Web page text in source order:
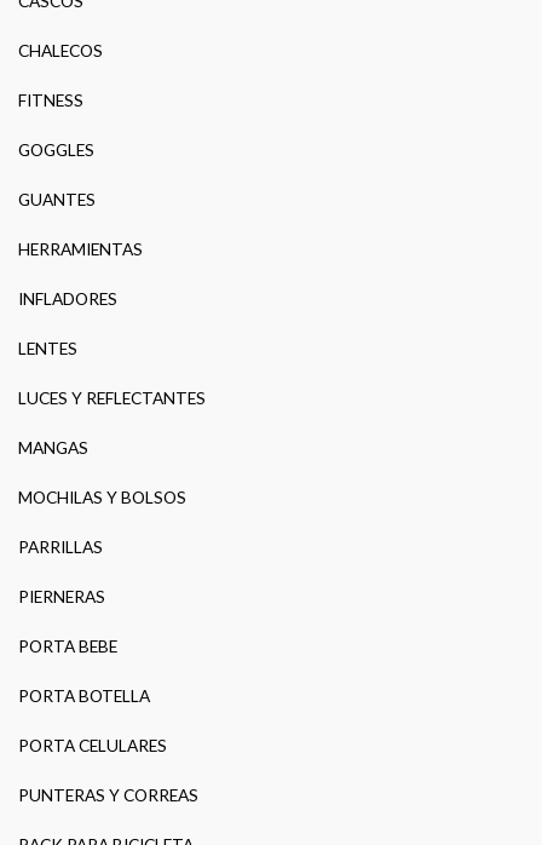
CHALECOS
FITNESS
GOGGLES
GUANTES
HERRAMIENTAS
INFLADORES
LENTES
LUCES Y REFLECTANTES
MANGAS
MOCHILAS Y BOLSOS
PARRILLAS
PIERNERAS
PORTA BEBE
PORTA BOTELLA
PORTA CELULARES
PUNTERAS Y CORREAS